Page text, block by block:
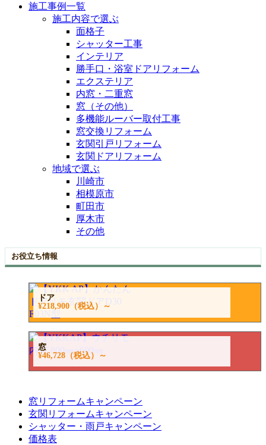
施工事例一覧
施工内容で選ぶ
面格子
シャッター工事
インテリア
勝手口・浴室ドアリフォーム
エクステリア
内窓・二重窓
窓（その他）
多機能ルーバー取付工事
窓交換リフォーム
玄関引戸リフォーム
玄関ドアリフォーム
地域で選ぶ
川崎市
相模原市
町田市
厚木市
その他
お役立ち情報
ドア
¥218,900（税込）～
窓
¥46,728（税込）～
窓リフォームキャンペーン
玄関リフォームキャンペーン
シャッター・雨戸キャンペーン
価格表